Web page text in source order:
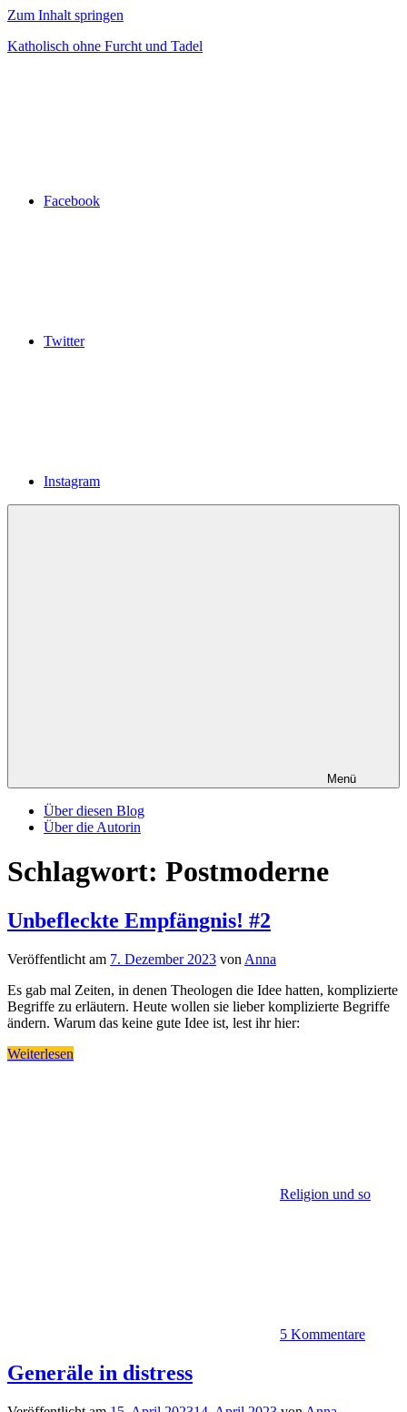
Zum Inhalt springen
Katholisch ohne Furcht und Tadel
Facebook
Twitter
Instagram
Menü
Über diesen Blog
Über die Autorin
Schlagwort: Postmoderne
Unbefleckte Empfängnis! #2
Veröffentlicht am 7. Dezember 2023 von Anna
Es gab mal Zeiten, in denen Theologen die Idee hatten, komplizierte
Begriffe zu erläutern. Heute wollen sie lieber komplizierte Begriffe
ändern. Warum das keine gute Idee ist, lest ihr hier:
Weiterlesen
Religion und so
5 Kommentare
Generäle in distress